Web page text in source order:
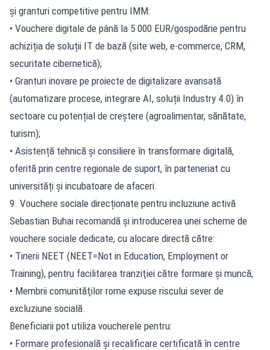
și granturi competitive pentru IMM:
• Vouchere digitale de până la 5 000 EUR/gospodărie pentru
achiziția de soluții IT de bază (site web, e-commerce, CRM,
securitate cibernetică);
• Granturi inovare pe proiecte de digitalizare avansată
(automatizare procese, integrare AI, soluții Industry 4.0) în
sectoare cu potențial de creștere (agroalimentar, sănătate,
turism);
• Asistență tehnică și consiliere în transformare digitală,
oferită prin centre regionale de suport, în parteneriat cu
universități și incubatoare de afaceri.
9. Vouchere sociale direcționate pentru incluziune activă
Sebastian Buhai recomandă și introducerea unei scheme de
vouchere sociale dedicate, cu alocare directă către:
• Tinerii NEET (NEET=Not in Education, Employment or
Training), pentru facilitarea tranziţiei către formare şi muncă;
• Membrii comunităţilor rome expuse riscului sever de
excluziune socială.
Beneficiarii pot utiliza voucherele pentru:
• Formare profesională şi recalificare certificată în centre